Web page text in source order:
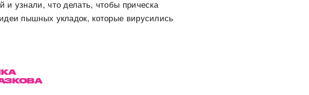
и узнали, что делать, чтобы прическа
пышных укладок, которые вирусились